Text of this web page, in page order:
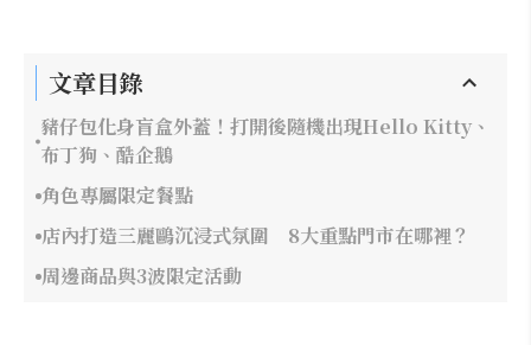
文章目錄
豬仔包化身盲盒外蓋！打開後隨機出現Hello Kitty、
布丁狗、酷企鵝
角色專屬限定餐點
店內打造三麗鷗沉浸式氛圍 8大重點門市在哪裡？
周邊商品與3波限定活動